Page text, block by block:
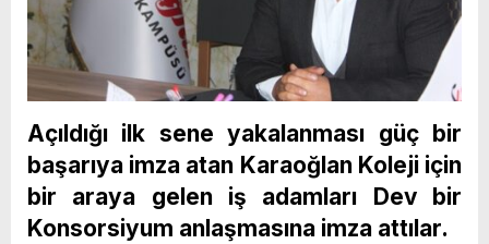
Açıldığı ilk sene yakalanması güç bir
başarıya imza atan Karaoğlan Koleji için
bir araya gelen iş adamları Dev bir
Konsorsiyum anlaşmasına imza attılar.